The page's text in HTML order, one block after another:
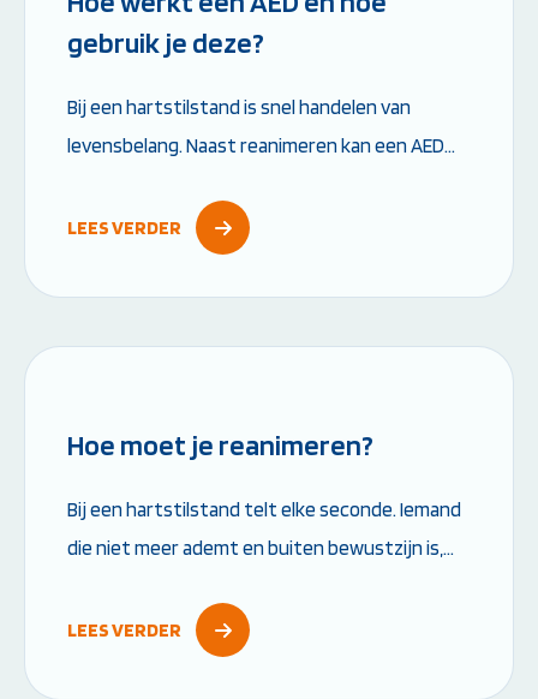
gebruik je deze?
Bij een hartstilstand is snel handelen van
levensbelang. Naast reanimeren kan een AED
hoe werkt een AED precies en wat moet je...
LEES VERDER
Hoe moet je reanimeren?
Bij een hartstilstand telt elke seconde. Iemand
die niet meer ademt en buiten bewustzijn is,
met reanimeren vergroot je de overlevingskans
LEES VERDER